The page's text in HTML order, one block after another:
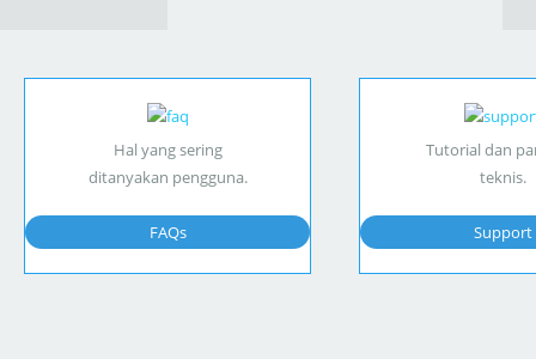
Hal yang sering
ditanyakan pengguna.
FAQs
Tutorial dan
teknis.
Support